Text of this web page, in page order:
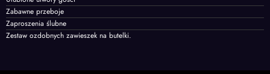
Zabawne przeboje
Zaproszenia ślubne
Zestaw ozdobnych zawieszek na butelki.